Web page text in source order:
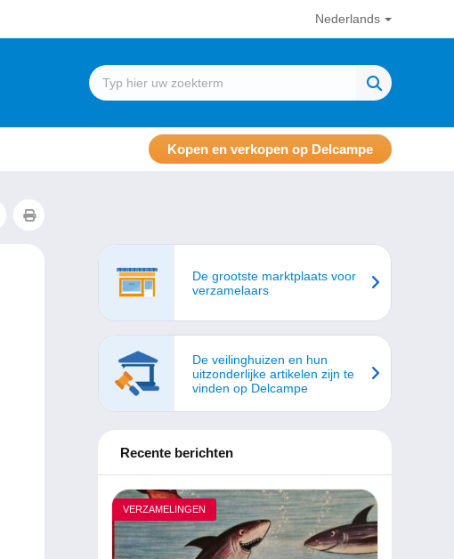
Nederlands
Kopen en verkopen op Delcampe
De grootste marktplaats voor
verzamelaars
De veilinghuizen en hun
uitzonderlijke artikelen zijn te
vinden op Delcampe
Recente berichten
VERZAMELINGEN